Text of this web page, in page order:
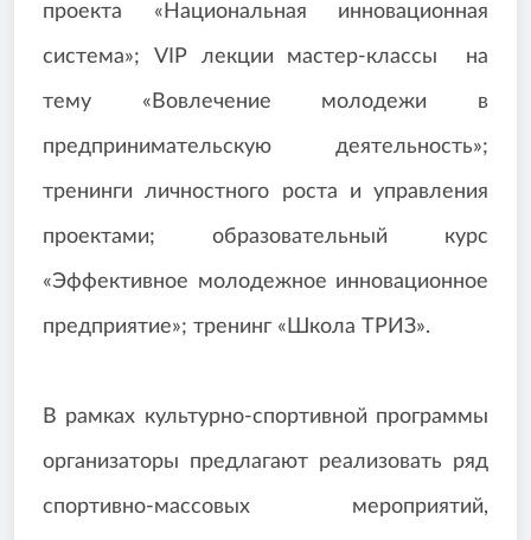
проекта «Национальная инновационная
система»; VIP лекции мастер-классы на
тему «Вовлечение молодежи в
предпринимательскую деятельность»;
тренинги личностного роста и управления
проектами; образовательный курс
«Эффективное молодежное инновационное
предприятие»; тренинг «Школа ТРИЗ».
В рамках культурно-спортивной программы
организаторы предлагают реализовать ряд
спортивно-массовых мероприятий,